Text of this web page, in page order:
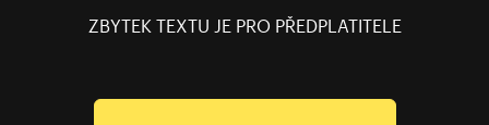
ZBYTEK TEXTU JE PRO PŘEDPLATITELE